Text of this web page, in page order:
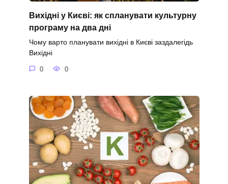
Вихідні у Києві: як спланувати культурну
програму на два дні
Чому варто планувати вихідні в Києві заздалегідь
Вихідні
0 0